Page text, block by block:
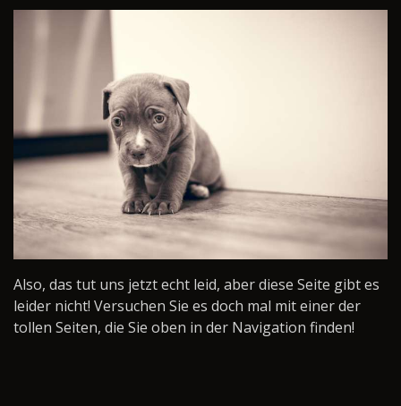
Also, das tut uns jetzt echt leid, aber diese Seite gibt es
leider nicht! Versuchen Sie es doch mal mit einer der
tollen Seiten, die Sie oben in der Navigation finden!